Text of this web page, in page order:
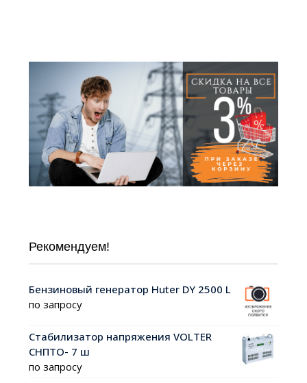
Рекомендуем!
Бензиновый генератор Huter DY 2500 L
по запросу
Стабилизатор напряжения VOLTER
СНПТО- 7 ш
по запросу